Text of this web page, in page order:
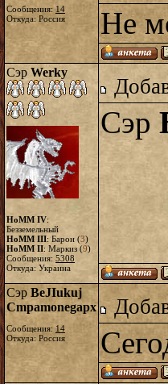
Сообщения: 14
Откуда: Россия
Не
Сэр Werky
HoMM IV:
Безземельный
HoMM III: Барон (3)
HoMM II: Маркиз (9)
Сообщения: 5308
Откуда: Украина
Сэр
Сэр BeJIukuj
Cmpamonegapx
Сообщения: 14
Откуда: Россия